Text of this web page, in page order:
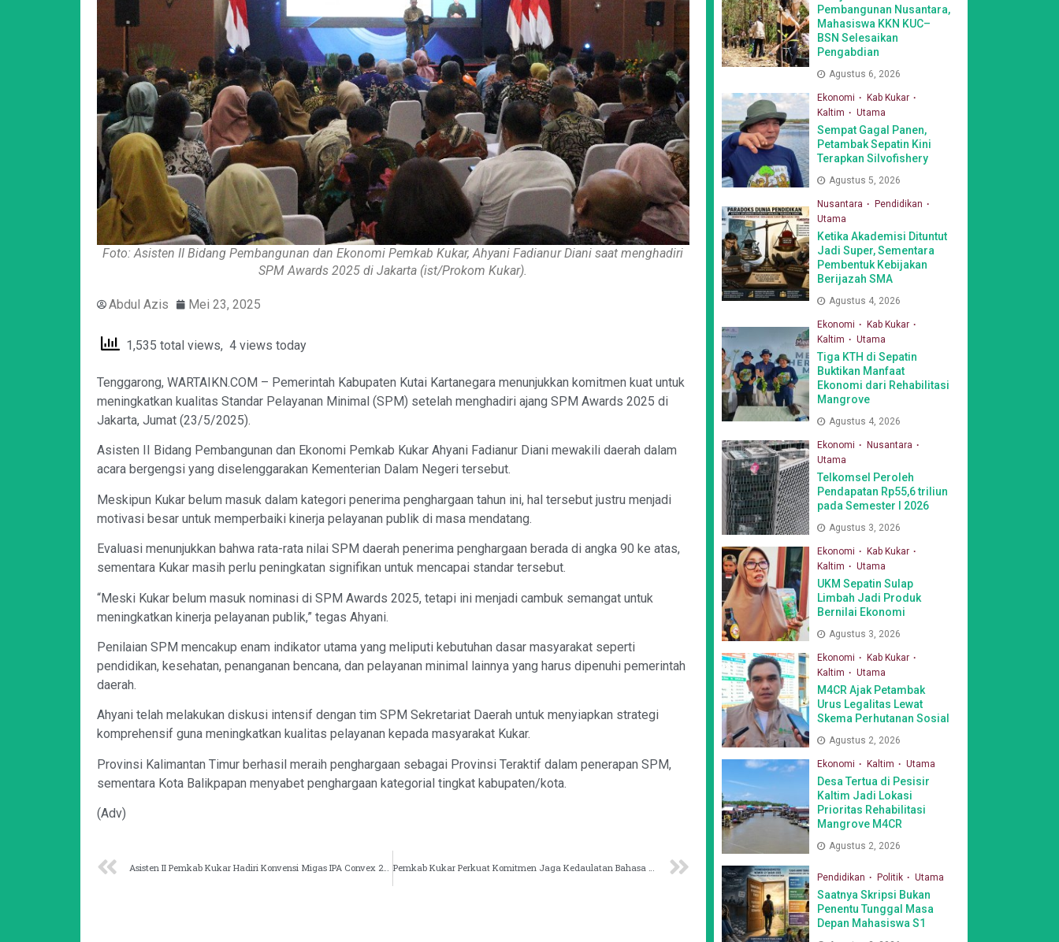
Foto: Asisten II Bidang Pembangunan dan Ekonomi Pemkab Kukar, Ahyani Fadianur Diani saat menghadiri
SPM Awards 2025 di Jakarta (ist/Prokom Kukar).
Abdul Azis Mei 23, 2025
1,535 total views, 4 views today
Tenggarong, WARTAIKN.COM – Pemerintah Kabupaten Kutai Kartanegara menunjukkan komitmen kuat untuk
meningkatkan kualitas Standar Pelayanan Minimal (SPM) setelah menghadiri ajang SPM Awards 2025 di
Jakarta, Jumat (23/5/2025).
Asisten II Bidang Pembangunan dan Ekonomi Pemkab Kukar Ahyani Fadianur Diani mewakili daerah dalam
acara bergengsi yang diselenggarakan Kementerian Dalam Negeri tersebut.
Meskipun Kukar belum masuk dalam kategori penerima penghargaan tahun ini, hal tersebut justru menjadi
motivasi besar untuk memperbaiki kinerja pelayanan publik di masa mendatang.
Evaluasi menunjukkan bahwa rata-rata nilai SPM daerah penerima penghargaan berada di angka 90 ke atas,
sementara Kukar masih perlu peningkatan signifikan untuk mencapai standar tersebut.
“Meski Kukar belum masuk nominasi di SPM Awards 2025, tetapi ini menjadi cambuk semangat untuk
meningkatkan kinerja pelayanan publik,” tegas Ahyani.
Penilaian SPM mencakup enam indikator utama yang meliputi kebutuhan dasar masyarakat seperti
pendidikan, kesehatan, penanganan bencana, dan pelayanan minimal lainnya yang harus dipenuhi pemerintah
daerah.
Ahyani telah melakukan diskusi intensif dengan tim SPM Sekretariat Daerah untuk menyiapkan strategi
komprehensif guna meningkatkan kualitas pelayanan kepada masyarakat Kukar.
Provinsi Kalimantan Timur berhasil meraih penghargaan sebagai Provinsi Teraktif dalam penerapan SPM,
sementara Kota Balikpapan menyabet penghargaan kategorial tingkat kabupaten/kota.
(Adv)
Asisten II Pemkab Kukar Hadiri Konvensi Migas IPA Convex 2025 Pemkab Kukar Perkuat Komitmen Jaga Kedaulatan Bahasa Indonesia
Pembangunan Nusantara,
Mahasiswa KKN KUC–
BSN Selesaikan
Pengabdian
Agustus 6, 2026
Ekonomi
Kab Kukar
Kaltim
Utama
Sempat Gagal Panen,
Petambak Sepatin Kini
Terapkan Silvofishery
Agustus 5, 2026
Nusantara
Pendidikan
Utama
Ketika Akademisi Dituntut
Jadi Super, Sementara
Pembentuk Kebijakan
Berijazah SMA
Agustus 4, 2026
Ekonomi
Kab Kukar
Kaltim
Utama
Tiga KTH di Sepatin
Buktikan Manfaat
Ekonomi dari Rehabilitasi
Mangrove
Agustus 4, 2026
Ekonomi
Nusantara
Utama
Telkomsel Peroleh
Pendapatan Rp55,6 triliun
pada Semester I 2026
Agustus 3, 2026
Ekonomi
Kab Kukar
Kaltim
Utama
UKM Sepatin Sulap
Limbah Jadi Produk
Bernilai Ekonomi
Agustus 3, 2026
Ekonomi
Kab Kukar
Kaltim
Utama
M4CR Ajak Petambak
Urus Legalitas Lewat
Skema Perhutanan Sosial
Agustus 2, 2026
Ekonomi Kaltim Utama
Desa Tertua di Pesisir
Kaltim Jadi Lokasi
Prioritas Rehabilitasi
Mangrove M4CR
Agustus 2, 2026
Pendidikan Politik Utama
Saatnya Skripsi Bukan
Penentu Tunggal Masa
Depan Mahasiswa S1